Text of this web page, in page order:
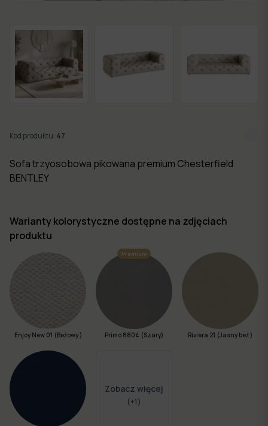
dni
Nowości
Kolekcje
mebli
Kod produktu: 47
Sofa trzyosobowa pikowana premium Chesterfield
BENTLEY
Warianty kolorystyczne dostępne na zdjęciach
produktu
Enjoy New 01 (Beżowy )
Premium
Primo 8804 (Szary) Riviera 21 (Jasny beż )
Zobacz więcej
(+1)